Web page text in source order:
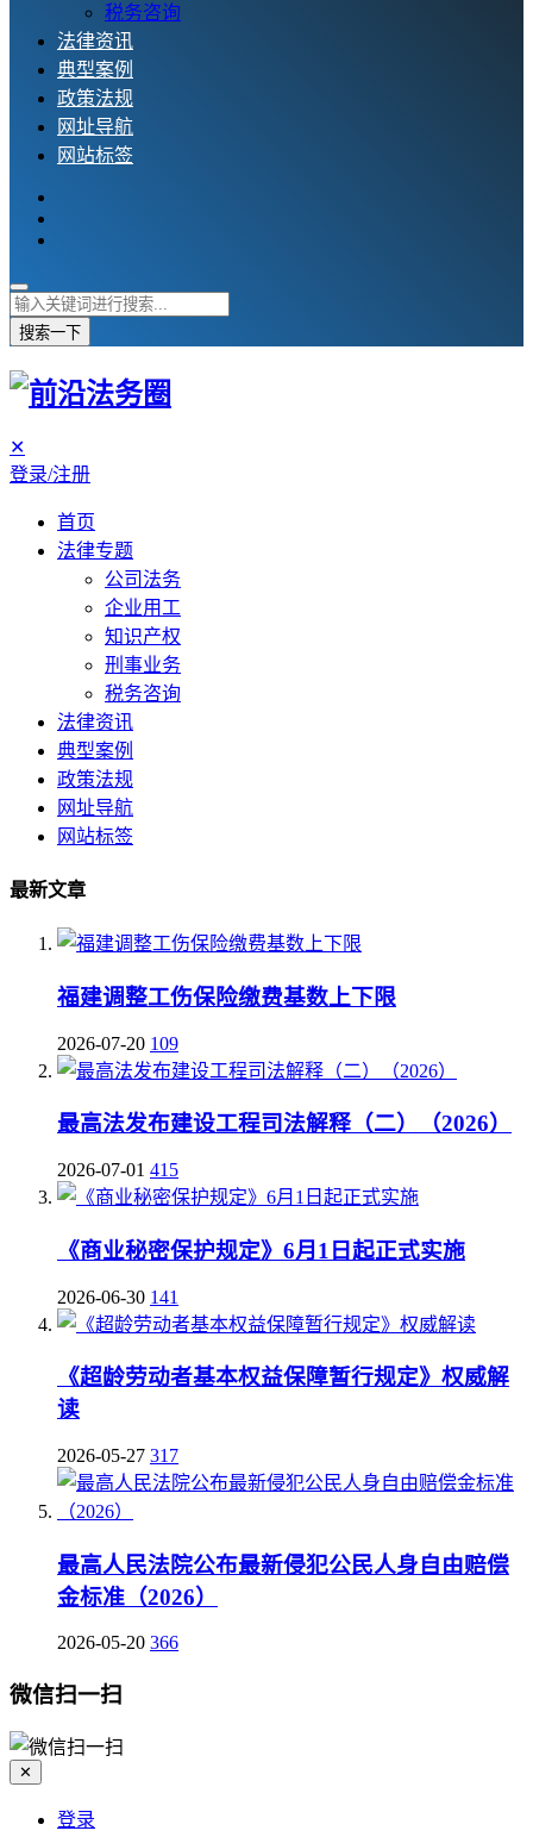
税务咨询
法律资讯
典型案例
政策法规
网址导航
网站标签
搜索一下
✕
登录/注册
首页
法律专题
公司法务
企业用工
知识产权
刑事业务
税务咨询
法律资讯
典型案例
政策法规
网址导航
网站标签
最新文章
福建调整工伤保险缴费基数上下限
2026-07-20 109
最高法发布建设工程司法解释（二）（2026）
2026-07-01 415
《商业秘密保护规定》6月1日起正式实施
2026-06-30 141
《超龄劳动者基本权益保障暂行规定》权威解
读
2026-05-27 317
最高人民法院公布最新侵犯公民人身自由赔偿
金标准（2026）
2026-05-20 366
微信扫一扫
✕
登录